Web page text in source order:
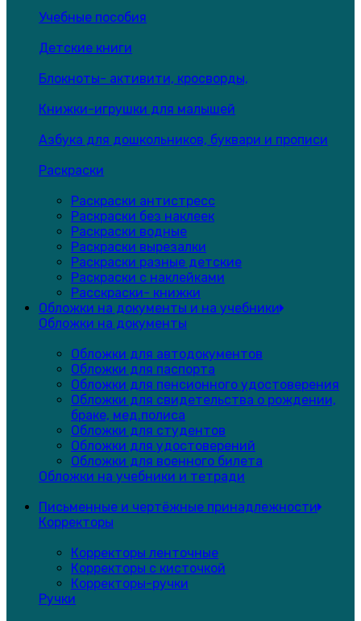
Учебные пособия
Детские книги
Блокноты- активити, кросворды,
Книжки-игрушки для малышей
Азбука для дошкольников, буквари и прописи
Раскраски
Раскраски антистресс
Раскраски без наклеек
Раскраски водные
Раскраски вырезалки
Раскраски разные детские
Раскраски с наклейками
Расскраски- книжки
Обложки на документы и на учебники
Обложки на документы
Обложки для автодокументов
Обложки для паспорта
Обложки для пенсионного удостоверения
Обложки для свидетельства о рождении,
браке, мед.полиса
Обложки для студентов
Обложки для удостоверений
Обложки для военного билета
Обложки на учебники и тетради
Письменные и чертёжные принадлежности
Корректоры
Корректоры ленточные
Корректоры с кисточкой
Корректоры-ручки
Ручки